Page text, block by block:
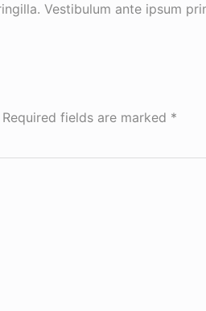
Vestibulum ante ipsum
Required fields are marked *